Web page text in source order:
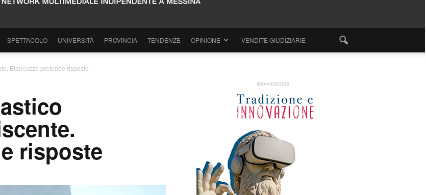
SPETTACOLO UNIVERSITÀ PROVINCIA TENDENZE OPINIONE VENDITE GIUDIZIARIE
Biancuzzo pretende risposte
risposte
sponsorizzata